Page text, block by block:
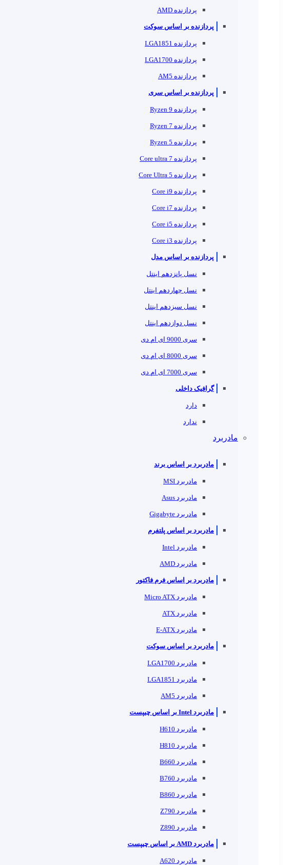
پردازنده AMD
پردازنده بر اساس سوکت
پردازنده LGA1851
پردازنده LGA1700
پردازنده AM5
پردازنده بر اساس سری
پردازنده Ryzen 9
پردازنده Ryzen 7
پردازنده Ryzen 5
پردازنده Core ultra 7
پردازنده Core Ultra 5
پردازنده Core i9
پردازنده Core i7
پردازنده Core i5
پردازنده Core i3
پردازنده بر اساس مدل
نسل پانزدهم اینتل
نسل چهاردهم اینتل
نسل سیزدهم اینتل
نسل دوازدهم اینتل
سری 9000 ای ام دی
سری 8000 ای ام دی
سری 7000 ای ام دی
گرافیک داخلی
دارد
ندارد
مادربرد
مادربرد بر اساس برند
مادربرد MSI
مادربرد Asus
مادربرد Gigabyte
مادربرد بر اساس پلتفرم
مادربرد Intel
مادربرد AMD
مادربرد بر اساس فرم فاکتور
مادربرد Micro ATX
مادربرد ATX
مادربرد E-ATX
مادربرد بر اساس سوکت
مادربرد LGA1700
مادربرد LGA1851
مادربرد AM5
مادربرد Intel بر اساس چیپست
مادربرد H610
مادربرد H810
مادربرد B660
مادربرد B760
مادربرد B860
مادربرد Z790
مادربرد Z890
مادربرد AMD بر اساس چیپست
مادربرد A620